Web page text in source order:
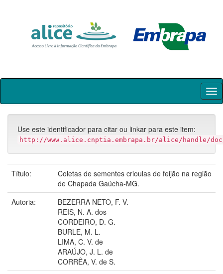
Skip
Use este identificador para citar ou linkar para este item:
http://www.alice.cnptia.embrapa.br/alice/handle/doc/
Título:
Coletas de sementes crioulas de feijão na região
de Chapada Gaúcha-MG.
Autoria:
BEZERRA NETO, F. V.
REIS, N. A. dos
CORDEIRO, D. G.
BURLE, M. L.
LIMA, C. V. de
ARAÚJO, J. L. de
CORRÊA, V. de S.